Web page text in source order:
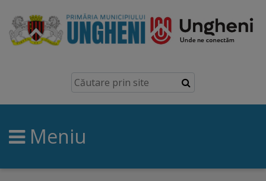
Ungheni
Prezentare
generală
Simbolurile
Meniu